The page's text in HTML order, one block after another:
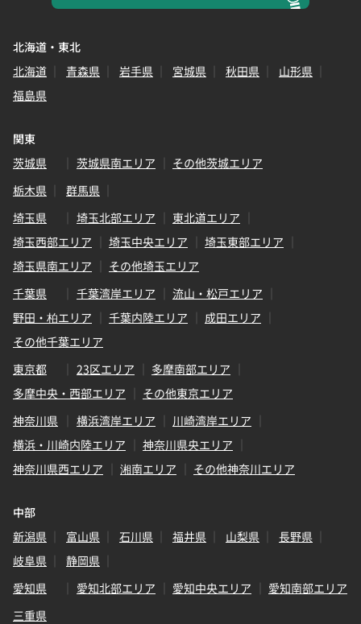
北海道・東北
北海道
青森県 岩手県 宮城県 秋田県
山形県
福島県
関東
茨城県
茨城県南エリア
その他茨城エリア
栃木県
群馬県
埼玉県
埼玉北部エリア
東北道エリア
埼玉西部エリア
埼玉中央エリア
埼玉東部エリア
埼玉県南エリア
その他埼玉エリア
千葉県
千葉湾岸エリア
流山・松戸エリア
野田・柏エリア
千葉内陸エリア
成田エリア
その他千葉エリア
東京都
23区エリア
多摩南部エリア
多摩中央・西部エリア
その他東京エリア
神奈川県
横浜湾岸エリア
川崎湾岸エリア
横浜・川崎内陸エリア
神奈川県央エリア
神奈川県西エリア
湘南エリア その他神奈川エリア
中部
新潟県
富山県 石川県 福井県 山梨県
長野県
岐阜県
静岡県
愛知県
愛知北部エリア 愛知中央エリア
愛知南部エリア
三重県